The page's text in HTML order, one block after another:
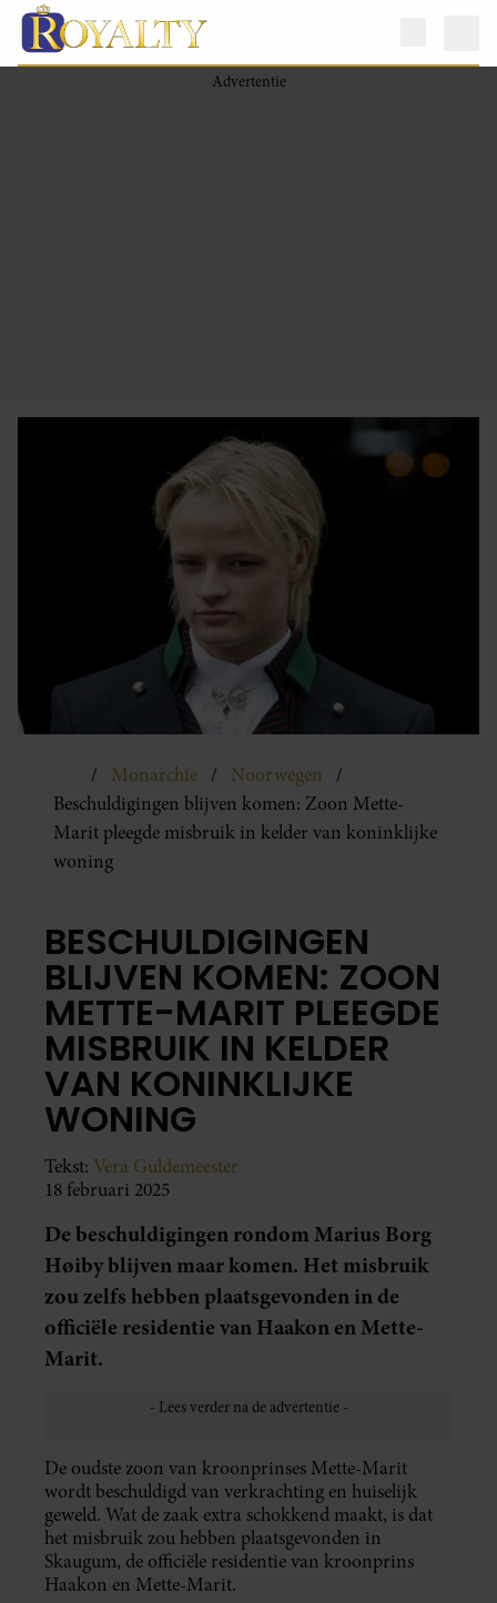
Monarchie
Noorwegen
Beschuldigingen blijven komen: Zoon Mette-
Marit pleegde misbruik in kelder van koninklijke
woning
BESCHULDIGINGEN
BLIJVEN KOMEN: ZOON
METTE-MARIT PLEEGDE
MISBRUIK IN KELDER
VAN KONINKLIJKE
WONING
Tekst: Vera Guldemeester
18 februari 2025
De beschuldigingen rondom Marius Borg
Høiby blijven maar komen. Het misbruik
zou zelfs hebben plaatsgevonden in de
officiële residentie van Haakon en Mette-
Marit.
De oudste zoon van kroonprinses Mette-Marit
wordt beschuldigd van verkrachting en huiselijk
geweld. Wat de zaak extra schokkend maakt, is dat
het misbruik zou hebben plaatsgevonden in
Skaugum, de officiële residentie van kroonprins
Haakon en Mette-Marit.